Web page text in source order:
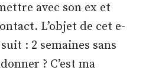
avec son ex et
L’objet de cet e-
: 2 semaines sans
? C’est ma